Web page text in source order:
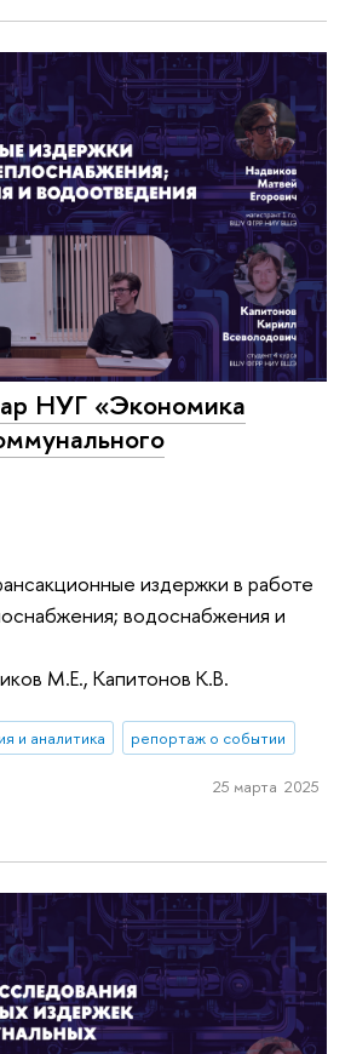
НУГ «Экономика
издержки в работе
водоснабжения и
М.Е., Капитонов К.В.
и аналитика репортаж о событии
25 марта 2025